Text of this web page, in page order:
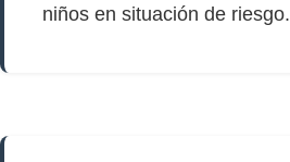
niños en situación de riesgo.